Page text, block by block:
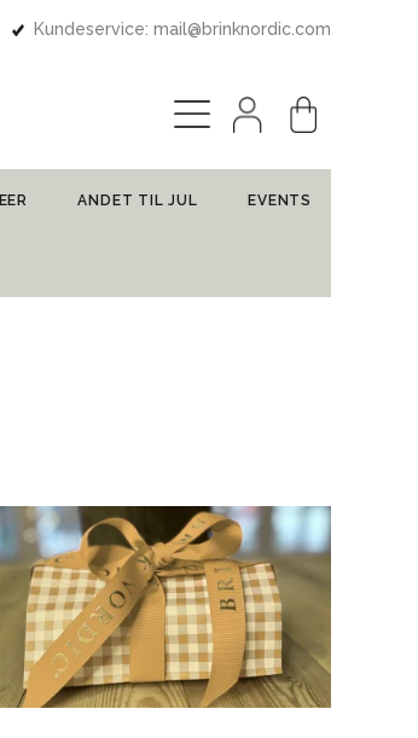
Kundeservice: mail@brinknordic.com
ANDET TIL JUL EVENTS